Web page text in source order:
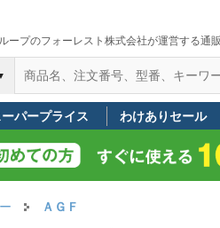
ープのフォーレスト株式会社が運営する通
ーパープライス わけありセール
ＡＧＦ